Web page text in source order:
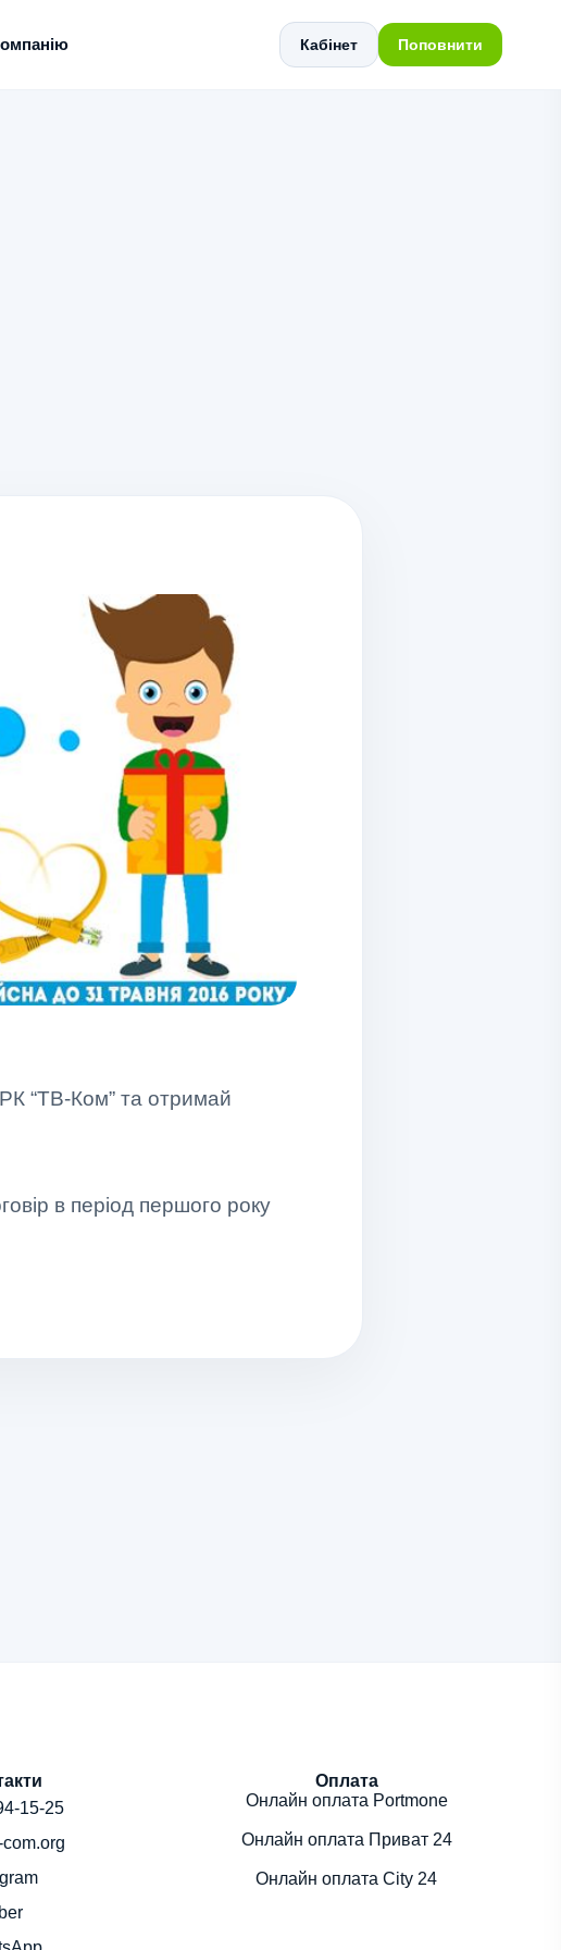
Кабінет Поповнити
“ТВ-Ком” та отримай
в період першого року
15-25
Оплата
Онлайн оплата Portmone
Онлайн оплата Приват 24
Онлайн оплата City 24